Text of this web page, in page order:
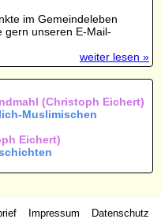
im Gemeindeleben
gern unseren E-Mail-
weiter lesen »
(Christoph Eichert)
Muslimischen
Eichert)
Impressum Datenschutz